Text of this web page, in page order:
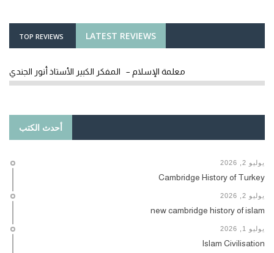
LATEST REVIEWS
TOP REVIEWS
معلمة الإسلام – المفكر الكبير الأستاذ أنور الجندي
أحدث الكتب
يوليو 2, 2026
Cambridge History of Turkey
يوليو 2, 2026
new cambridge history of islam
يوليو 1, 2026
Islam Civilisation